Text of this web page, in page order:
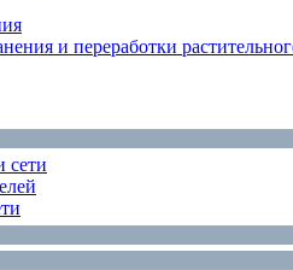
и переработки
сети